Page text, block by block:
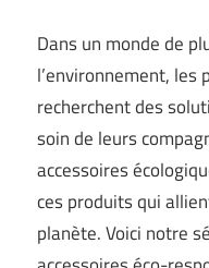
Dans un monde de
l’environnement, les
recherchent des
soin de leurs
accessoires
ces produits qui
planète. Voici notre